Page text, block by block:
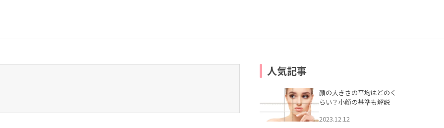
人気記事
顔の大きさの平均はどのく
らい？小顔の基準も解説
2023.12.12